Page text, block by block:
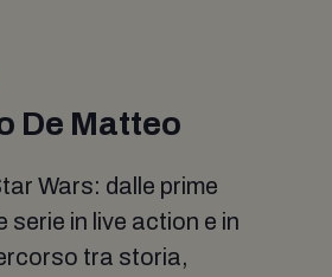
De Matteo
Wars: dalle prime
serie in live action e in
tra storia,